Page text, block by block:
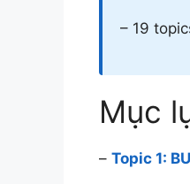
– 19
Mục
– Topic 1: